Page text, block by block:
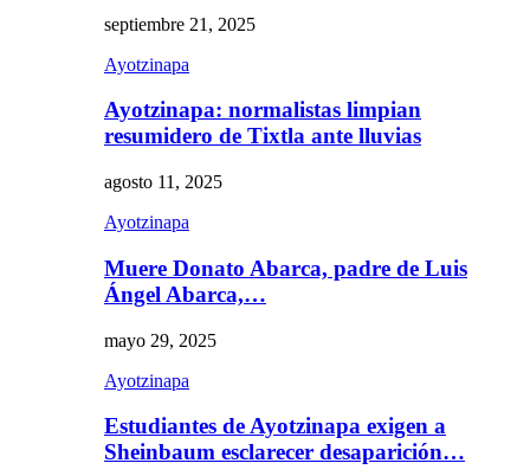
septiembre 21, 2025
Ayotzinapa
Ayotzinapa: normalistas limpian
resumidero de Tixtla ante lluvias
agosto 11, 2025
Ayotzinapa
Muere Donato Abarca, padre de Luis
Ángel Abarca,…
mayo 29, 2025
Ayotzinapa
Estudiantes de Ayotzinapa exigen a
Sheinbaum esclarecer desaparición…